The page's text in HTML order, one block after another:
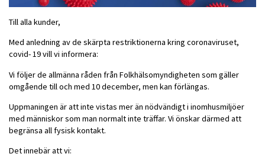
Till alla kunder,
Med anledning av de skärpta restriktionerna kring coronaviruset,
covid- 19 vill vi informera:
Vi följer de allmänna råden från Folkhälsomyndigheten som gäller
omgående till och med 10 december, men kan förlängas.
Uppmaningen är att inte vistas mer än nödvändigt i inomhusmiljöer
med människor som man normalt inte träffar. Vi önskar därmed att
begränsa all fysisk kontakt.
Det innebär att vi: